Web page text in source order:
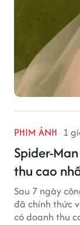
PHIM ẢNH 1
Spider-
thu cao
Sau 7 ngày
đã chính thức
có doanh thu